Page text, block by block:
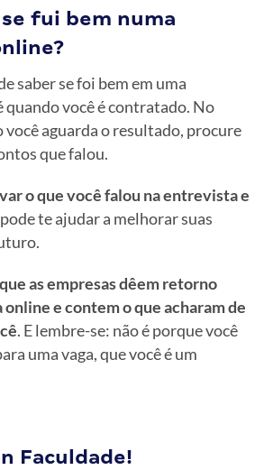
fui bem numa
saber se foi bem em uma
você é contratado. No
aguarda o resultado, procure
que falou.
o que você falou na entrevista e
te ajudar a melhorar suas
as empresas dêem retorno
e contem o que acharam de
. E lembre-se: não é porque você
uma vaga, que você é um
Faculdade!